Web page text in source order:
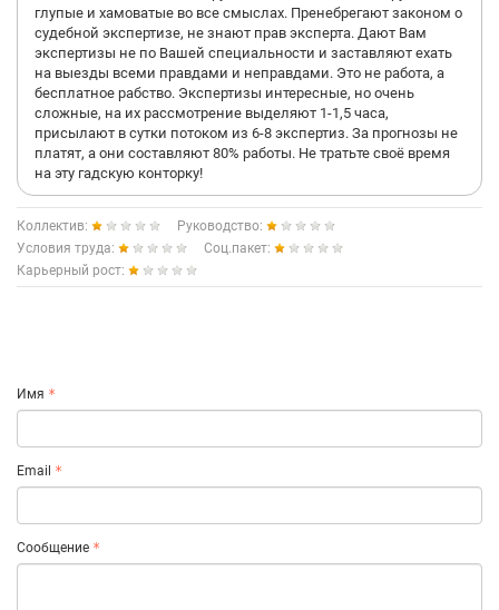
глупые и хамоватые во все смыслах. Пренебрегают законом о
судебной экспертизе, не знают прав эксперта. Дают Вам
экспертизы не по Вашей специальности и заставляют ехать
на выезды всеми правдами и неправдами. Это не работа, а
бесплатное рабство. Экспертизы интересные, но очень
сложные, на их рассмотрение выделяют 1-1,5 часа,
присылают в сутки потоком из 6-8 экспертиз. За прогнозы не
платят, а они составляют 80% работы. Не тратьте своё время
на эту гадскую конторку!
Коллектив:
Руководство:
Условия труда:
Соц.пакет:
Карьерный рост:
Имя
Email
Сообщение